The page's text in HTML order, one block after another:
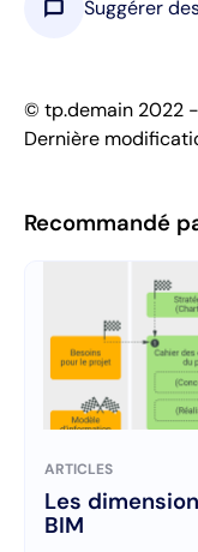
chat_bubble Suggérer
© tp.demain 2022 -
Dernière
Recommandé
ARTICLES
Les
BIM